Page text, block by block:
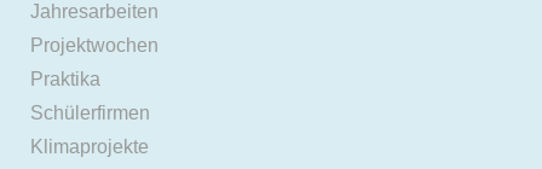
Jahresarbeiten
Projektwochen
Praktika
Schülerfirmen
Klimaprojekte